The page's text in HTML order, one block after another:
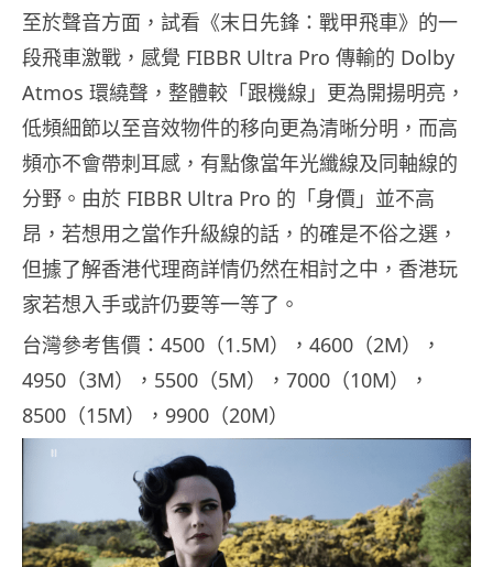
至於聲音方面，試看《末日先鋒：戰甲飛車》的一
段飛車激戰，感覺 FIBBR Ultra Pro 傳輸的 Dolby
Atmos 環繞聲，整體較「跟機線」更為開揚明亮，
低頻細節以至音效物件的移向更為清晰分明，而高
頻亦不會帶刺耳感，有點像當年光纖線及同軸線的
分野。由於 FIBBR Ultra Pro 的「身價」並不高
昂，若想用之當作升級線的話，的確是不俗之選，
但據了解香港代理商詳情仍然在相討之中，香港玩
家若想入手或許仍要等一等了。
台灣參考售價：4500（1.5M），4600（2M），
4950（3M），5500（5M），7000（10M），
8500（15M），9900（20M）